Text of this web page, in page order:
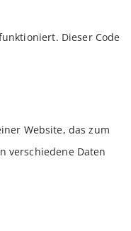
Dieser Code
Website, das zum
verschiedene Daten